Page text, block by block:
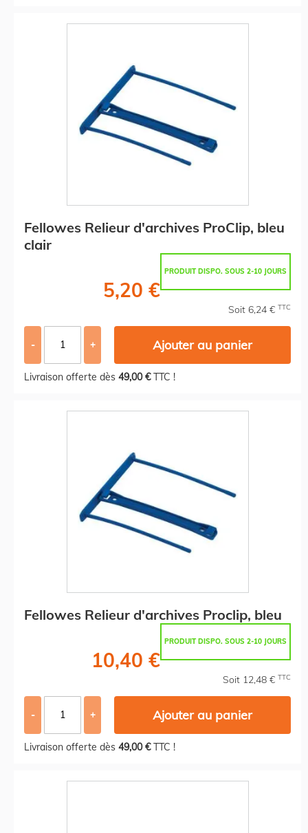
Fellowes Relieur d'archives ProClip, bleu
clair
PRODUIT DISPO. SOUS 2-10 JOURS
5,20 €
Soit 6,24 € TTC
- + Ajouter au panier
Livraison offerte dès 49,00 €TTC !
Fellowes Relieur d'archives Proclip, bleu
PRODUIT DISPO. SOUS 2-10 JOURS
10,40 €
Soit 12,48 € TTC
- + Ajouter au panier
Livraison offerte dès 49,00 €TTC !